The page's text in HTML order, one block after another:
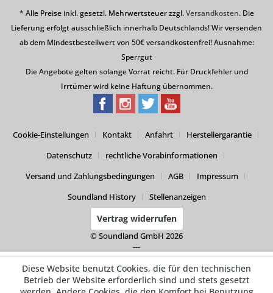
* Alle Preise inkl. gesetzl. Mehrwertsteuer zzgl.Versandkosten. Die
Lieferung erfolgt ausschließlich innerhalb Deutschlands! Wir versenden
ab dem Mindestbestellwert von 50€ versandkostenfrei! Ausnahme:
Sperrgut
Die Angebote gelten solange Vorrat reicht. Für Druckfehler und
Irrtümer wird keine Haftung übernommen.
Cookie-Einstellungen Kontakt Anfahrt
Herstellergarantie
Datenschutz
rechtliche Vorabinformationen
Versand und Zahlungsbedingungen
AGB
Impressum
Soundland History
Stellenanzeigen
Vertrag widerrufen
© Soundland GmbH 2026
---
Diese Website benutzt Cookies, die für den technischen
Betrieb der Website erforderlich sind und stets gesetzt